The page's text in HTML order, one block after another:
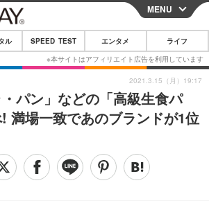
CLOSE
スマートフォン
ガジェット・ツール
その他
映画・ドラマ
MENU
ル SPEED TEST エンタメ ライフ
・パン」などの「高級生食パ
満場一致であのブランドが1位
2021.3.15（月）19:17